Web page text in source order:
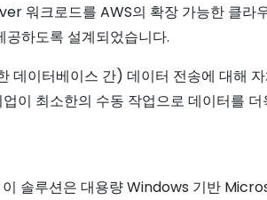
워크로드를 AWS의 확장 가능한 클
하도록 설계되었습니다.
데이터베이스 간) 데이터 전송에 대해
이 최소한의 수동 작업으로 데이터를
솔루션은 대용량 Windows 기반